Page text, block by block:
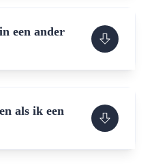
een ander
als ik een